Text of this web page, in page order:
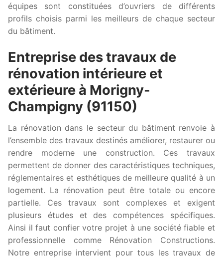
équipes sont constituées d’ouvriers de différents
profils choisis parmi les meilleurs de chaque secteur
du bâtiment.
Entreprise des travaux de
rénovation intérieure et
extérieure à Morigny-
Champigny (91150)
La rénovation dans le secteur du bâtiment renvoie à
l’ensemble des travaux destinés améliorer, restaurer ou
rendre moderne une construction. Ces travaux
permettent de donner des caractéristiques techniques,
réglementaires et esthétiques de meilleure qualité à un
logement. La rénovation peut être totale ou encore
partielle. Ces travaux sont complexes et exigent
plusieurs études et des compétences spécifiques.
Ainsi il faut confier votre projet à une société fiable et
professionnelle comme Rénovation Constructions.
Notre entreprise intervient pour tous les travaux de